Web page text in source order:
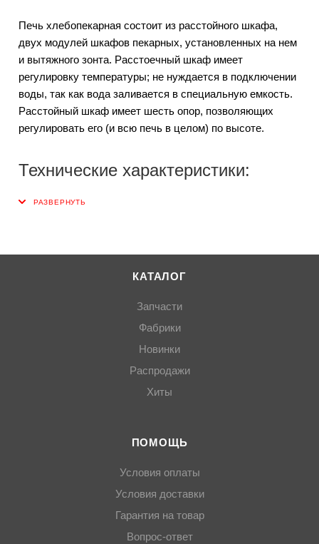
Печь хлебопекарная состоит из расстойного шкафа,
двух модулей шкафов пекарных, установленных на нем
и вытяжного зонта. Расстоечный шкаф имеет
регулировку температуры; не нуждается в подключении
воды, так как вода заливается в специальную емкость.
Расстойный шкаф имеет шесть опор, позволяющих
регулировать его (и всю печь в целом) по высоте.
Технические характеристики:
КАТАЛОГ
Запчасти
Фабрики
Новинки
Распродажи
Хиты
ПОМОЩЬ
Условия оплаты
Условия доставки
Гарантия на товар
Вопрос-ответ